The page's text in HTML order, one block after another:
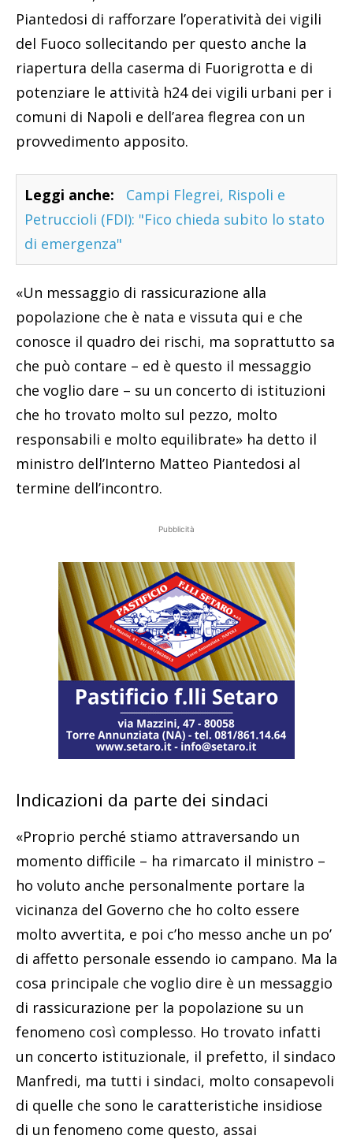
Piantedosi di rafforzare l’operatività dei vigili
del Fuoco sollecitando per questo anche la
riapertura della caserma di Fuorigrotta e di
potenziare le attività h24 dei vigili urbani per i
comuni di Napoli e dell’area flegrea con un
provvedimento apposito.
Leggi anche:
Campi Flegrei, Rispoli e
Petruccioli (FDI): "Fico chieda subito lo stato
di emergenza"
«Un messaggio di rassicurazione alla
popolazione che è nata e vissuta qui e che
conosce il quadro dei rischi, ma soprattutto sa
che può contare – ed è questo il messaggio
che voglio dare – su un concerto di istituzioni
che ho trovato molto sul pezzo, molto
responsabili e molto equilibrate» ha detto il
ministro dell’Interno Matteo Piantedosi al
termine dell’incontro.
Pubblicità
Indicazioni da parte dei sindaci
«Proprio perché stiamo attraversando un
momento difficile – ha rimarcato il ministro –
ho voluto anche personalmente portare la
vicinanza del Governo che ho colto essere
molto avvertita, e poi c’ho messo anche un po’
di affetto personale essendo io campano. Ma la
cosa principale che voglio dire è un messaggio
di rassicurazione per la popolazione su un
fenomeno così complesso. Ho trovato infatti
un concerto istituzionale, il prefetto, il sindaco
Manfredi, ma tutti i sindaci, molto consapevoli
di quelle che sono le caratteristiche insidiose
di un fenomeno come questo, assai